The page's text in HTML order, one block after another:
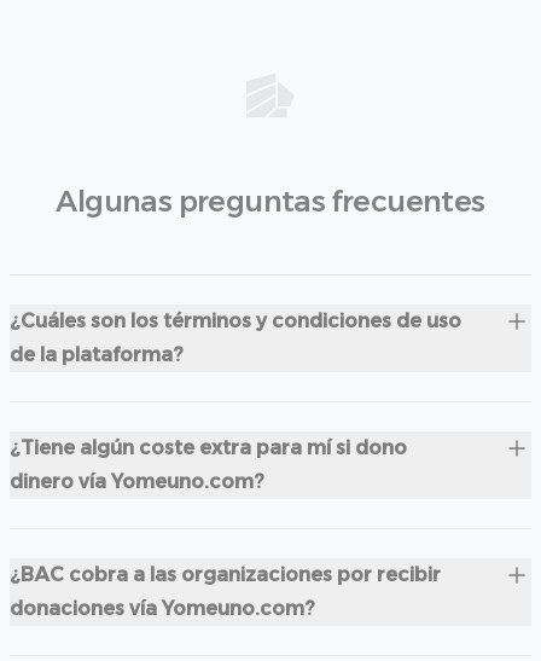
Algunas preguntas frecuentes
¿Cuáles son los términos y condiciones de uso
de la plataforma?
¿Tiene algún coste extra para mí si dono
dinero vía Yomeuno.com?
¿BAC cobra a las organizaciones por recibir
donaciones vía Yomeuno.com?